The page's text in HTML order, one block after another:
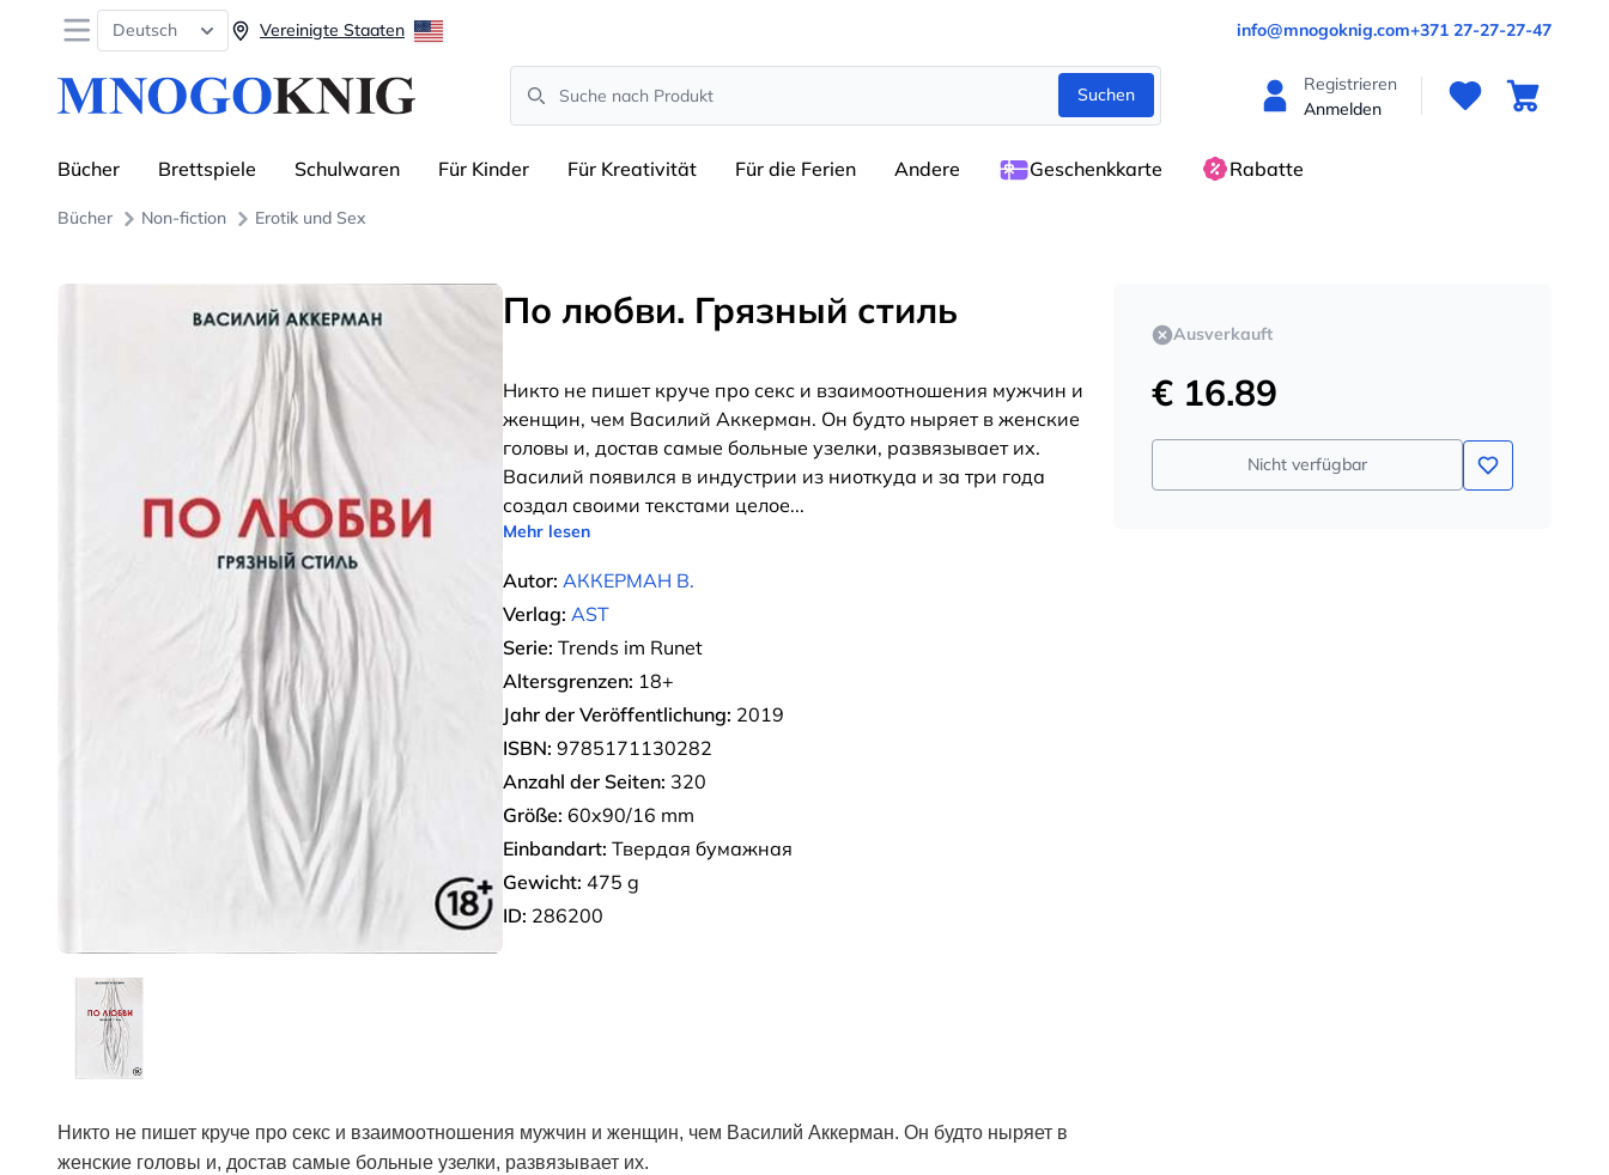
Open menu
Deutsch Vereinigte Staaten info@mnogoknig.com+371 27-27-27-47
Search
Suchen
Registrieren
Anmelden
Bücher Brettspiele Schulwaren Für Kinder Für Kreativität Für die Ferien Andere Geschenkkarte Rabatte
Bücher Non-fiction Erotik und Sex
По любви. Грязный стиль
Никто не пишет круче про секс и взаимоотношения мужчин и
женщин, чем Василий Аккерман. Он будто ныряет в женские
головы и, достав самые больные узелки, развязывает их.
Василий появился в индустрии из ниоткуда и за три года
создал своими текстами целое...
Mehr lesen
Autor: АККЕРМАН В.
Verlag: AST
Serie: Trends im Runet
Altersgrenzen: 18+
Jahr der Veröffentlichung: 2019
ISBN: 9785171130282
Anzahl der Seiten: 320
Größe: 60x90/16 mm
Einbandart: Твердая бумажная
Gewicht: 475 g
ID: 286200
Никто не пишет круче про секс и взаимоотношения мужчин и женщин, чем Василий Аккерман. Он будто ныряет в
женские головы и, достав самые больные узелки, развязывает их.
Ausverkauft
€ 16.89
Nicht verfügbar